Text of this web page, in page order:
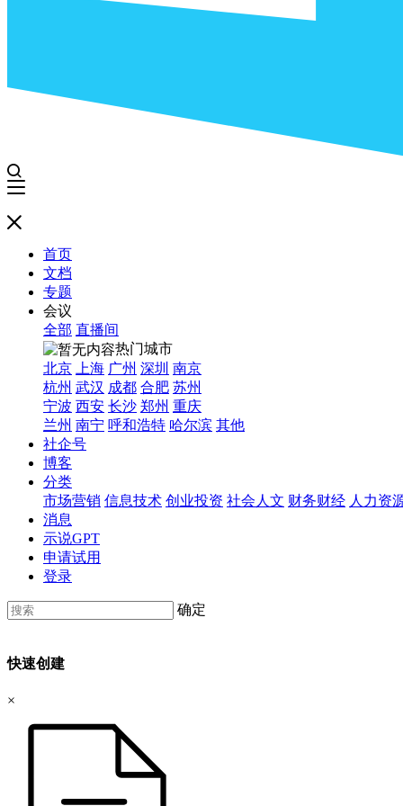
首页
文档
专题
会议
全部 直播间
热门城市
北京
上海 广州 深圳 南京
杭州 武汉 成都 合肥 苏州
宁波 西安 长沙 郑州 重庆
兰州 南宁 呼和浩特 哈尔滨 其他
社企号
博客
分类
市场营销 信息技术 创业投资 社会人文 财务财经 人力资
消息
示说GPT
申请试用
登录
确定
快速创建
×